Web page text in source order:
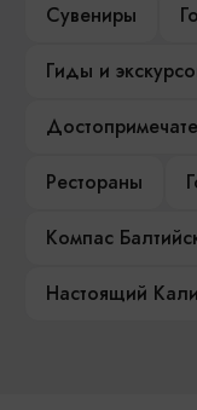
Сувениры
Гиды и
Рестораны
Компас
Настоящий